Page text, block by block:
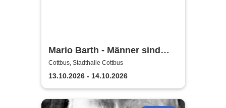
Mario Barth - Männer sind
nichts ohne die Frauen
Cottbus, Stadthalle Cottbus
13.10.2026 - 14.10.2026